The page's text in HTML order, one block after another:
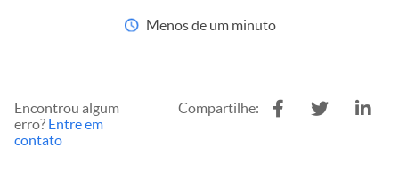
Menos de um minuto
Encontrou algum
erro? Entre em
contato
Compartilhe: